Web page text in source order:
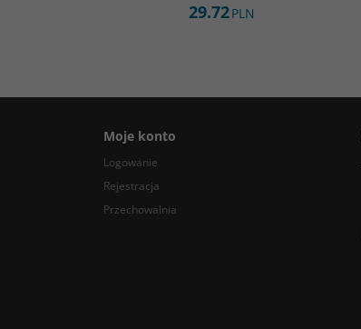
29.72PLN
Moje konto
Logowanie
Rejestracja
Przechowalnia